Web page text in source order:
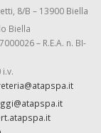
8/B – 13900 Biella
Biella
– R.E.A. n. BI-